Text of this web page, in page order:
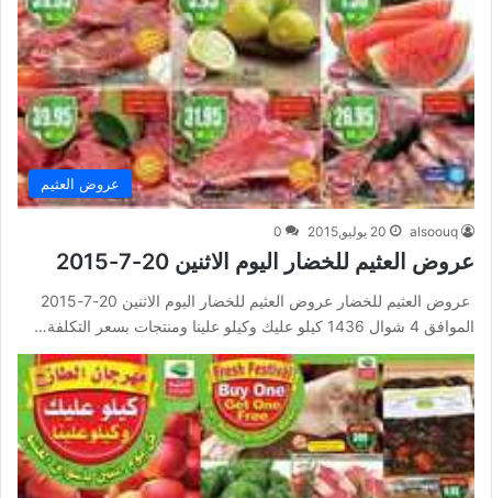
عروض العثيم
alsoouq 20 يوليو,2015 0
عروض العثيم للخضار اليوم الاثنين 20-7-2015
عروض العثيم للخضار عروض العثيم للخضار اليوم الاثنين 20-7-2015
الموافق 4 شوال 1436 كيلو عليك وكيلو علينا ومنتجات بسعر التكلفة…